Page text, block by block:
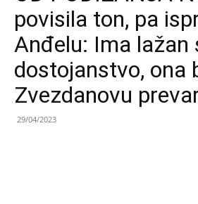
povisila ton, pa
Anđelu: Ima lažan
dostojanstvo, ona
Zvezdanovu
29/04/2023